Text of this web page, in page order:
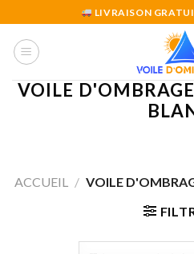
to
content
LIVRAISON
VOILE
ACCUEIL / VOILE